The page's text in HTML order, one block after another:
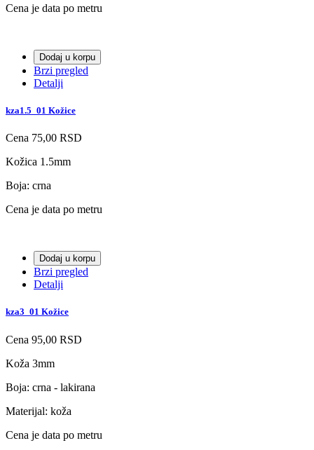
Cena je data po metru
Dodaj u korpu
Brzi pregled
Detalji
kza1.5_01 Kožice
Cena 75,00 RSD
Kožica 1.5mm
Boja: crna
Cena je data po metru
Dodaj u korpu
Brzi pregled
Detalji
kza3_01 Kožice
Cena 95,00 RSD
Koža 3mm
Boja: crna - lakirana
Materijal: koža
Cena je data po metru